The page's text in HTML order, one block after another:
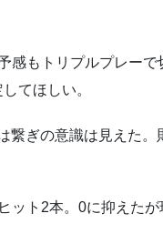
感もトリプルプレー
てほしい。
繋ぎの意識は見えた
ット2本。0に抑えた